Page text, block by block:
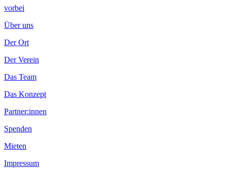
vorbei
Über uns
Der Ort
Der Verein
Das Team
Das Konzept
Partner:innen
Spenden
Mieten
Impressum